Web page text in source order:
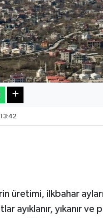
üretimi, ilkbahar
ayıklanır, yıkanır ve